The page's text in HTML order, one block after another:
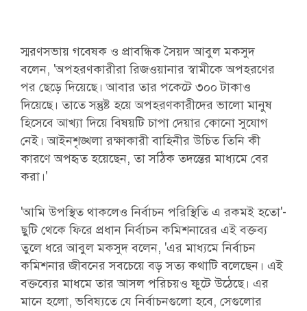
স্মরণসভায় গবেষক ও প্রাবন্ধিক সৈয়দ আবুল মকসুদ
বলেন, 'অপহরণকারীরা রিজওয়ানার স্বামীকে অপহরণের
পর ছেড়ে দিয়েছে। আবার তার পকেটে ৩০০ টাকাও
দিয়েছে। তাতে সন্তুষ্ট হয়ে অপহরণকারীদের ভালো মানুষ
হিসেবে আখ্যা দিয়ে বিষয়টি চাপা দেয়ার কোনো সুযোগ
নেই। আইনশৃঙ্খলা রক্ষাকারী বাহিনীর উচিত তিনি কী
কারণে অপহৃত হয়েছেন, তা সঠিক তদন্তের মাধ্যমে বের
করা।'
'আমি উপস্থিত থাকলেও নির্বাচন পরিস্থিতি এ রকমই হতো'-
ছুটি থেকে ফিরে প্রধান নির্বাচন কমিশনারের এই বক্তব্য
তুলে ধরে আবুল মকসুদ বলেন, 'এর মাধ্যমে নির্বাচন
কমিশনার জীবনের সবচেয়ে বড় সত্য কথাটি বলেছেন। এই
বক্তব্যের মাধমে তার আসল পরিচয়ও ফুটে উঠেছে। এর
মানে হলো, ভবিষ্যতে যে নির্বাচনগুলো হবে, সেগুলোর